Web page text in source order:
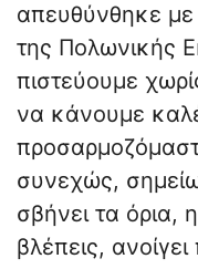
απευθύνθηκε
της Πολωνικής
πιστεύουμε
να κάνουμε
συνεχώς,
σβήνει τα όρια,
βλέπεις,